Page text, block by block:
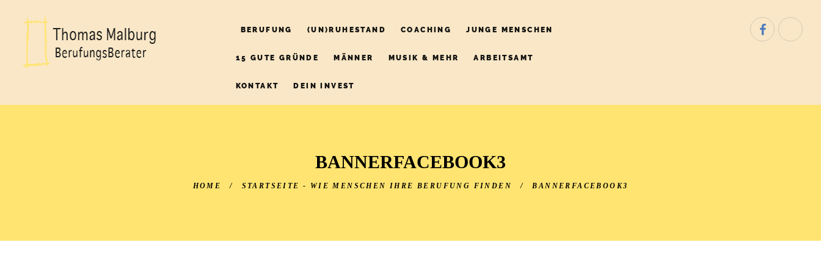
BERUFUNG (UN)RUHESTAND COACHING JUNGE MENSCHEN
15 GUTE GRÜNDE MÄNNER MUSIK & MEHR ARBEITSAMT
KONTAKT DEIN INVEST
BANNERFACEBOOK3
HOME / STARTSEITE - WIE MENSCHEN IHRE BERUFUNG FINDEN / BANNERFACEBOOK3